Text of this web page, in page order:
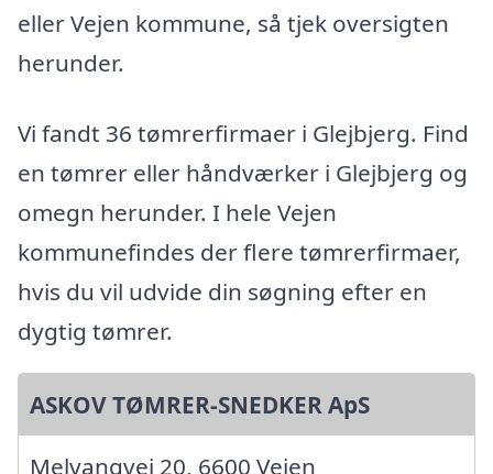
eller Vejen kommune, så tjek oversigten
herunder.
Vi fandt 36 tømrerfirmaer i Glejbjerg. Find
en tømrer eller håndværker i Glejbjerg og
omegn herunder. I hele Vejen
kommunefindes der flere tømrerfirmaer,
hvis du vil udvide din søgning efter en
dygtig tømrer.
ASKOV TØMRER-SNEDKER ApS
Melvangvej 20, 6600 Vejen